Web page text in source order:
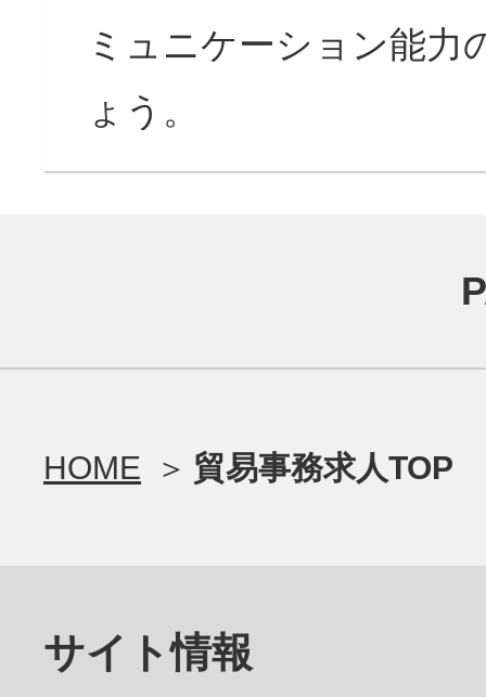
ミュニケーション能力
ょう。
HOME 貿易事務求人TOP
サイト情報